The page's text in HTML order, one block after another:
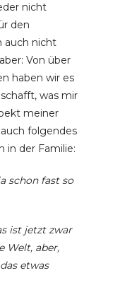
nicht
den
auch nicht
Von über
haben wir es
was mir
meiner
folgendes
in der Familie:
schon fast so
ist jetzt zwar
Welt, aber,
etwas